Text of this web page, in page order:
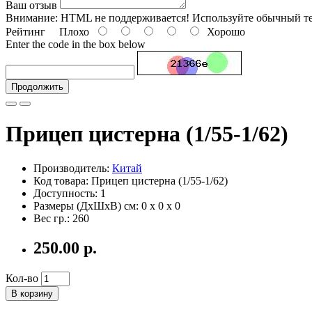
Ваш отзыв
Внимание: HTML не поддерживается! Используйте обычный
Рейтинг Плохо
Хорошо
Enter the code in the box below
Продолжить
Прицеп цистерна (1/55-1/62)
Производитель: Китай
Код товара: Прицеп цистерна (1/55-1/62)
Доступность: 1
Размеры (ДxШxВ) см: 0 x 0 x 0
Вес гр.: 260
250.00 р.
Кол-во
В корзину